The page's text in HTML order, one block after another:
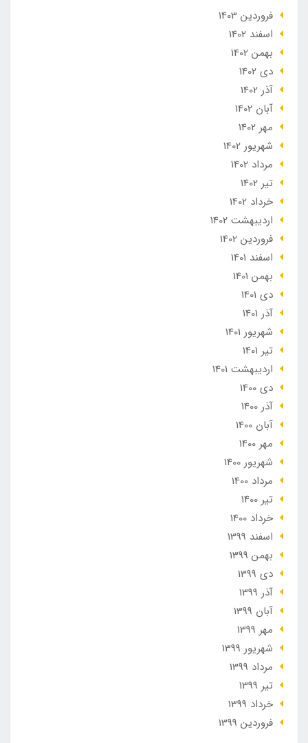
فروردین 1403
اسفند 1402
بهمن 1402
دی 1402
آذر 1402
آبان 1402
مهر 1402
شهریور 1402
مرداد 1402
تير 1402
خرداد 1402
ارديبهشت 1402
فروردین 1402
اسفند 1401
بهمن 1401
دی 1401
آذر 1401
شهریور 1401
تير 1401
ارديبهشت 1401
دی 1400
آذر 1400
آبان 1400
مهر 1400
شهریور 1400
مرداد 1400
تير 1400
خرداد 1400
اسفند 1399
بهمن 1399
دی 1399
آذر 1399
آبان 1399
مهر 1399
شهریور 1399
مرداد 1399
تير 1399
خرداد 1399
فروردین 1399